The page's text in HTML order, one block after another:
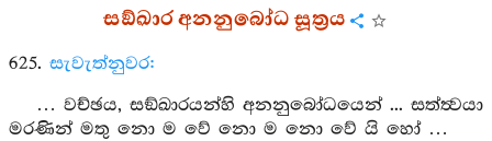
සඞ්ඛාර අනනුබෝධ සූත්‍රය
625. සැවැත්නුවර:
… වච්ඡය, සඞ්ඛාරයන්හි අනනුබෝධයෙන් ... සත්ත්‍වයා
මරණින් මතු නො ම වේ නො ම නො වේ යි හෝ …